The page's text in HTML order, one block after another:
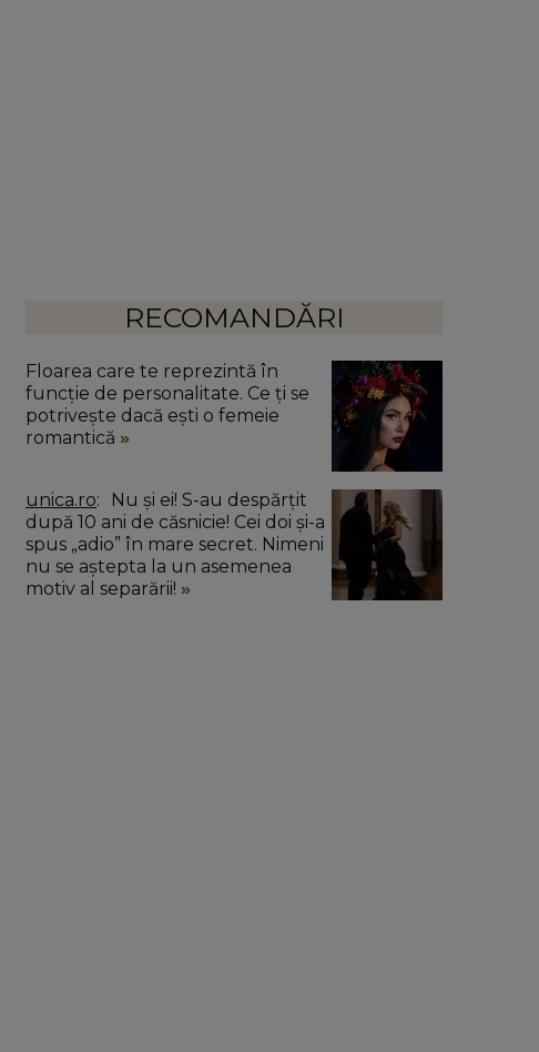
RECOMANDĂRI
Floarea care te reprezintă în
funcție de personalitate. Ce ți se
potrivește dacă ești o femeie
romantică
unica.ro
după 10 ani de căsnicie! Cei doi și-a
spus „adio” în mare secret. Nimeni
nu se aștepta la un asemenea
motiv al separării!